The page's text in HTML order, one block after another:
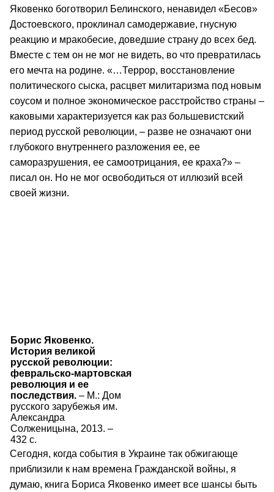
Яковенко боготворил Белинского, ненавидел «Бесов»
Достоевского, проклинал самодержавие, гнусную
реакцию и мракобесие, доведшие страну до всех бед.
Вместе с тем он не мог не видеть, во что превратилась
его мечта на родине. «…Террор, восстановление
политического сыска, расцвет милитаризма под новым
соусом и полное экономическое расстройство страны –
каковыми характеризуется как раз большевистский
период русской революции, – разве не означают они
глубокого внутреннего разложения ее, ее
саморазрушения, ее самоотрицания, ее краха?» –
писал он. Но не мог освободиться от иллюзий всей
своей жизни.
Борис Яковенко.
История великой
русской революции:
февральско-мартовская
революция и ее
последствия. – М.: Дом
русского зарубежья им.
Александра
Солженицына, 2013. –
432 с.
Сегодня, когда события в Украине так обжигающе
приблизили к нам времена Гражданской войны, я
думаю, книга Бориса Яковенко имеет все шансы быть